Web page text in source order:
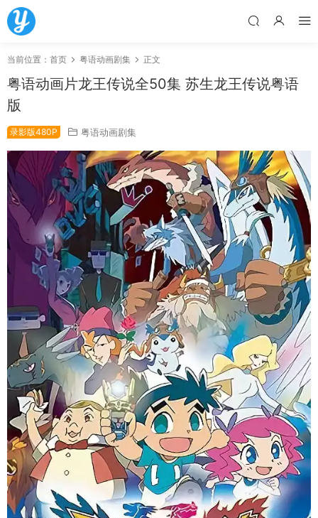
当前位置： 首页 粤语动画剧集 正文
粤语动画片龙王传说全50集 苏生龙王传说粤语
版
录影版480P 粤语动画剧集